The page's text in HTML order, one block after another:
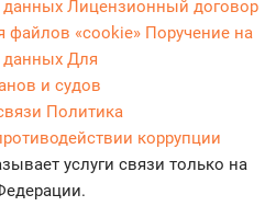
данных Лицензионный договор
файлов «cookie» Поручение на
данных Для
и судов
Политика
коррупции
услуги связи только на